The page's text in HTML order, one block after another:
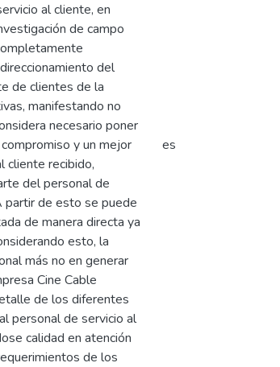
al cliente, en
de campo
del
de clientes de la
manifestando no
necesario poner
y un mejor
cliente recibido,
del personal de
partir de esto se puede
de manera directa ya
esto, la
más no en generar
Cine Cable
de los diferentes
personal de servicio al
calidad en atención
de los
es